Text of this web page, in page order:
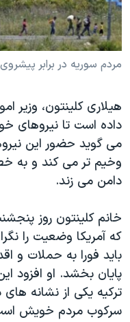
فرهنگ و زندگی
حقوق شهروندی
اقتصادی
اسرائیل در جنگ
گالری عکس
آرشیو پخش زنده
مستندها
انتخابات ریاست جمهوری
حمله جمهوری اسلامی به
ورزش زنان در ایران
اعتراضات زن، زندگی،
مجموعه مستندهای
تریبونال مردمی آبان ۹۸
دادگاه حمید نوری
چهل سال گروگان‌گیری
قانون شفافیت دارائی
اعتراضات مردمی آبان ۹۸
اسرائیل در جنگ
دنبال کنید
زبانهای مختلف
مردم سوریه در برابر
هیلاری کلینتون، وزیر
داده است تا نيروهای
می گويد حضور اين
وخيم تر می کند و به
دامن می زند.
خانم کلينتون روز
که آمريکا وضعيت را
بايد فورا به حملات و
پايان بخشد. او افزود
ترکيه يکی از نشانه
سرکوب مردم خويش